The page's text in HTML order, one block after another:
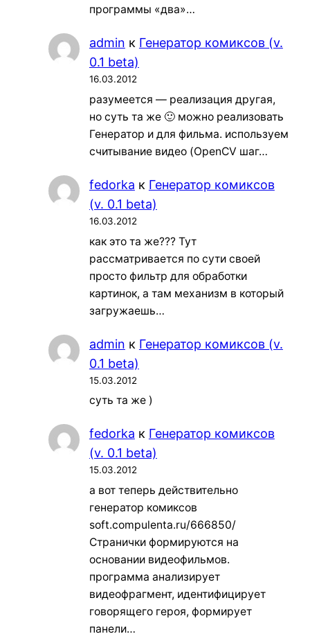
программы «два»…
admin к Генератор комиксов (v.
0.1 beta)
16.03.2012
разумеется — реализация другая,
но суть та же 🙂 можно реализовать
Генератор и для фильма. используем
считывание видео (OpenCV шаг…
fedorka к Генератор комиксов
(v. 0.1 beta)
16.03.2012
как это та же??? Тут
рассматривается по сути своей
просто фильтр для обработки
картинок, а там механизм в который
загружаешь…
admin к Генератор комиксов (v.
0.1 beta)
15.03.2012
суть та же )
fedorka к Генератор комиксов
(v. 0.1 beta)
15.03.2012
а вот теперь действительно
генератор комиксов
soft.compulenta.ru/666850/
Странички формируются на
основании видеофильмов.
программа анализирует
видеофрагмент, идентифицирует
говорящего героя, формирует
панели…